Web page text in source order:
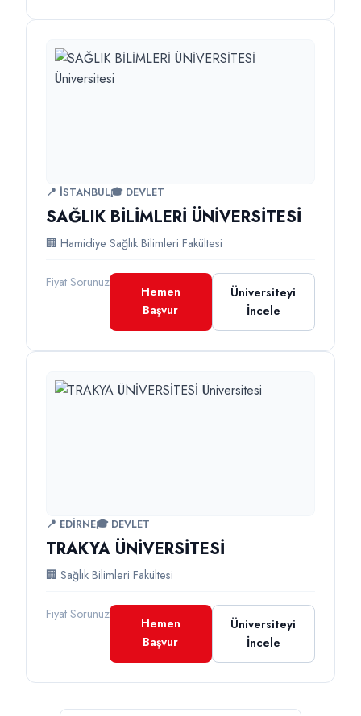
📍 İSTANBUL🎓 DEVLET
SAĞLIK BİLİMLERİ ÜNİVERSİTESİ
🏢 Hamidiye Sağlık Bilimleri Fakültesi
Fiyat Sorunuz
Hemen
Başvur
Üniversiteyi
İncele
📍 EDİRNE🎓 DEVLET
TRAKYA ÜNİVERSİTESİ
🏢 Sağlık Bilimleri Fakültesi
Fiyat Sorunuz
Hemen
Başvur
Üniversiteyi
İncele